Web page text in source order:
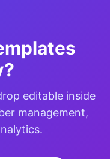
editable inside
management,